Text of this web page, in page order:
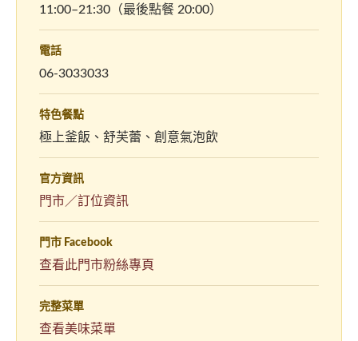
11:00–21:30（最後點餐 20:00）
電話
06-3033033
特色餐點
極上釜飯、舒芙蕾、創意氣泡飲
官方資訊
門市／訂位資訊
門市 Facebook
查看此門市粉絲專頁
開
完整菜單
查看美味菜單